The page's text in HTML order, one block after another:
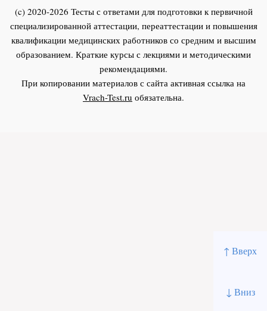
↑ Вверх
↓ Вниз
(c) 2020-2026 Тесты с ответами для подготовки к первичной
специализированной аттестации, переаттестации и повышения
квалификации медицинских работников со средним и высшим
образованием. Краткие курсы с лекциями и методическими
рекомендациями.
При копировании материалов с сайта активная ссылка на
Vrach-Test.ru обязательна.